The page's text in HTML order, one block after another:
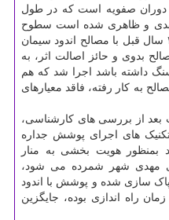
دوران صفویه است که در طول
و ظاهری شده است سطوح
جداره خارجی منار طی قریب به ۳۰ سال قبل با مصالح اندود سیمان
بدوی و حائز اصالت اثر، به
داشته باشد اجرا شد که هم
به کار رفته، فاقد معیارهای
از بررسی های کارشناسی،
های اجرای پوشش جداره
بمنظور هویت بخشی به منار
مهدی شهر شمرده می شود،
سازی شده و پوشش با اندود
راه اندازی بوده، جایگزین